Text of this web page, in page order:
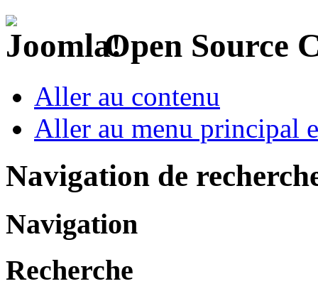
Open Source
Aller au contenu
Aller au menu principal
Navigation de
Navigation
Recherche